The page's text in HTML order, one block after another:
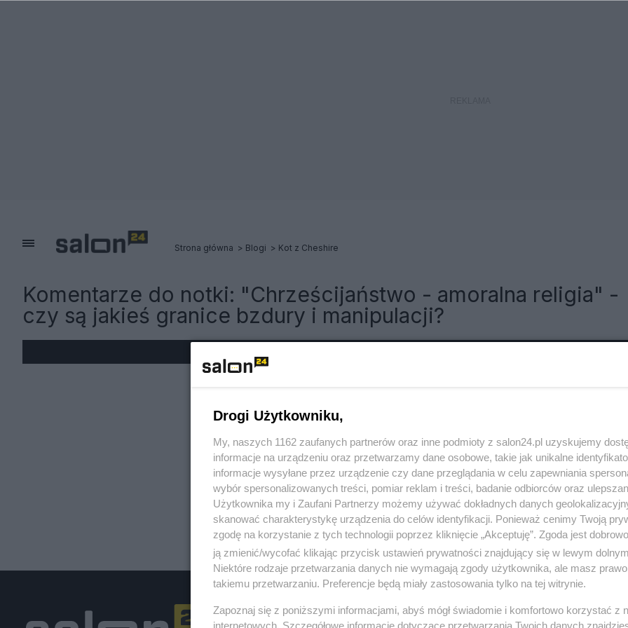
Strona główna Blogi Kot z Cheshire
Komentarze do notki: "Chrześcijaństwo - amoralna religia" -
czy są jakieś granice bzdury i manipulacji?
Polityka Gospodarka
Drogi Użytkowniku,
My, naszych 1162 zaufanych partnerów oraz inne podmioty z salon24.pl uzyskujemy
informacje na urządzeniu oraz przetwarzamy dane osobowe, takie jak unikalne
informacje wysyłane przez urządzenie czy dane przeglądania w celu zapewniania
wybór spersonalizowanych treści, pomiar reklam i treści, badanie odbiorców oraz
Użytkownika my i Zaufani Partnerzy możemy używać dokładnych danych
skanować charakterystykę urządzenia do celów identyfikacji. Ponieważ cenimy Twoją
zgodę na korzystanie z tych technologii poprzez kliknięcie „Akceptuję”. Zgoda jest
ją zmienić/wycofać klikając przycisk ustawień prywatności znajdujący się w lewym
Niektóre rodzaje przetwarzania danych nie wymagają zgody użytkownika, ale masz
takiemu przetwarzaniu. Preferencje będą miały zastosowania tylko na tej witrynie.
Zapoznaj się z poniższymi informacjami, abyś mógł świadomie i komfortowo korzystać z
internetowych. Szczegółowe informacje dotyczące przetwarzania Twoich danych